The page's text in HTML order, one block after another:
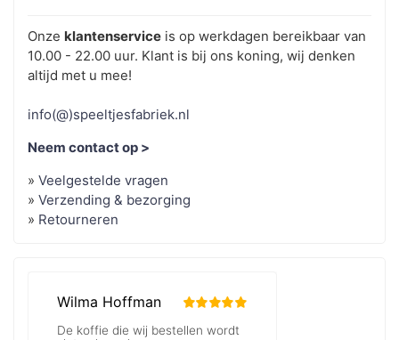
Onze klantenservice is op werkdagen bereikbaar van
10.00 - 22.00 uur. Klant is bij ons koning, wij denken
altijd met u mee!
info(@)speeltjesfabriek.nl
Neem contact op >
» Veelgestelde vragen
» Verzending & bezorging
» Retourneren